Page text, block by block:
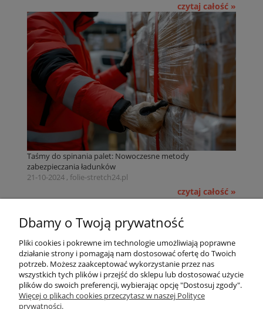
czytaj całość »
Taśmy do spinania palet: Nowoczesne metody
zabezpieczania ładunków
21-10-2024 , folie-stretch24.pl
czytaj całość »
Pomoc
Dostawa
Moje konto
Dbamy o Twoją prywatność
Pliki cookies i pokrewne im technologie umożliwiają poprawne
działanie strony i pomagają nam dostosować ofertę do Twoich
potrzeb. Możesz zaakceptować wykorzystanie przez nas
wszystkich tych plików i przejść do sklepu lub dostosować użycie
plików do swoich preferencji, wybierając opcję "Dostosuj zgody".
Więcej o plikach cookies przeczytasz w naszej Polityce
prywatności.